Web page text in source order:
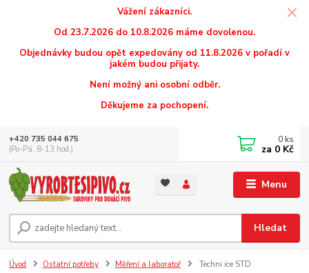
Vážení zákazníci.
Od 23.7.2026 do 10.8.2026 máme dovolenou.
Objednávky budou opět expedovány od 11.8.2026 v pořadí v
jakém budou přijaty.
Není možný ani osobní odběr.
Děkujeme za pochopení.
Menu
Hledat
+420 735 044 675
(Po-Pá, 8-13 hod.)
0 ks
za 0 Kč
Úvod Ostatní potřeby Měření a laboratoř Techni ice STD